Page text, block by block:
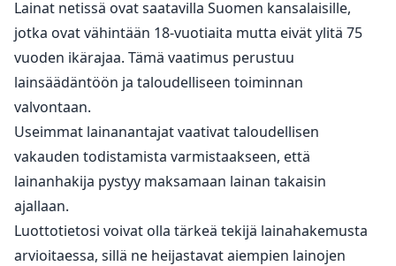
Lainat netissä ovat saatavilla Suomen kansalaisille,
jotka ovat vähintään 18-vuotiaita mutta eivät ylitä 75
vuoden ikärajaa. Tämä vaatimus perustuu
lainsäädäntöön ja taloudelliseen toiminnan
valvontaan.
Useimmat lainanantajat vaativat taloudellisen
vakauden todistamista varmistaakseen, että
lainanhakija pystyy maksamaan lainan takaisin
ajallaan.
Luottotietosi voivat olla tärkeä tekijä lainahakemusta
arvioitaessa, sillä ne heijastavat aiempien lainojen